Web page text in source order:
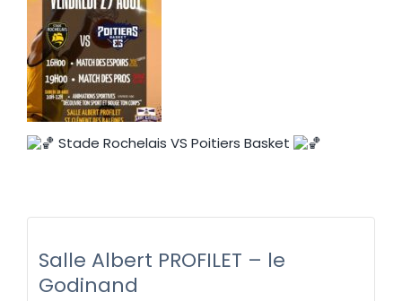
Stade Rochelais VS Poitiers Basket
Salle Albert PROFILET – le
Godinand